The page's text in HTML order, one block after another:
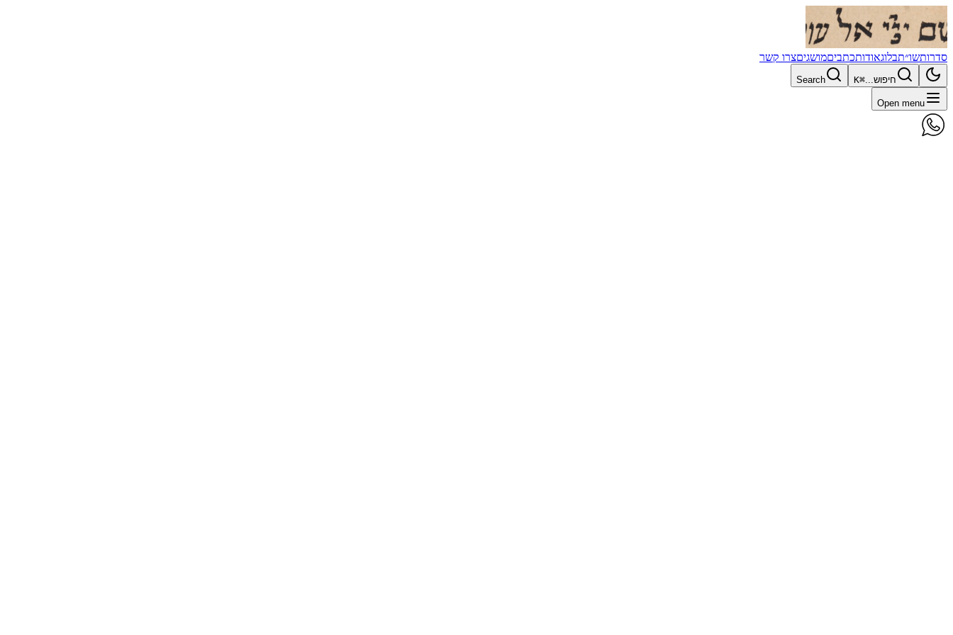
סדרותשו״תבלוגאודותכתביםמושגיםצרו קשר
חיפוש...⌘K
Search
Open menu